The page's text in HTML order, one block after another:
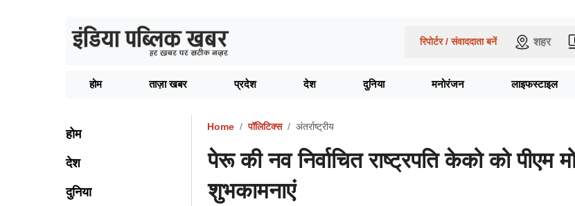
रिपोर्टर / संवाददाता बनें शहर
होम ताज़ा खबर प्रदेश देश दुनिया मनोरंजन लाइफस्टाइल
होम
देश
दुनिया
Home पॉलिटिक्स अंतर्राष्ट्रीय
पेरू की नव निर्वाचित राष्ट्रपति केको को पीएम
शुभकामनाएं